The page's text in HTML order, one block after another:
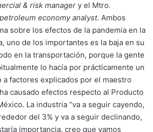
& risk manager y el Mtro.
petroleum economy analyst. Ambos
sobre los efectos de la pandemia en la
uno de los importantes es la baja en su
en la transportación, porque la gente
lo hacía por prácticamente un
a factores explicados por el maestro
causado efectos respecto al Producto
La industria “va a seguir cayendo,
del 3% y va a seguir declinando,
importancia, creo que vamos